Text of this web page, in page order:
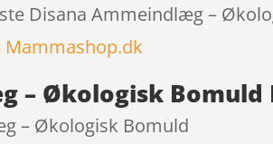
Disana Ammeindlæg –
Mammashop.dk
– Økologisk Bomuld
– Økologisk Bomuld